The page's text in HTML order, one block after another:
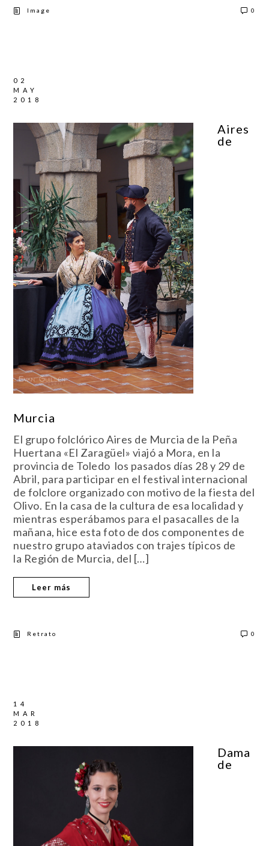
Image 0
02
MAY
2018
Aires
de
Murcia
El grupo folclórico Aires de Murcia de la Peña
Huertana «El Zaragüel» viajó a Mora, en la
provincia de Toledo los pasados días 28 y 29 de
Abril, para participar en el festival internacional
de folclore organizado con motivo de la fiesta del
Olivo. En la casa de la cultura de esa localidad y
mientras esperábamos para el pasacalles de la
mañana, hice esta foto de dos componentes de
nuestro grupo ataviados con trajes típicos de
la Región de Murcia, del […]
Leer más
Retrato 0
14
MAR
2018
Dama
de